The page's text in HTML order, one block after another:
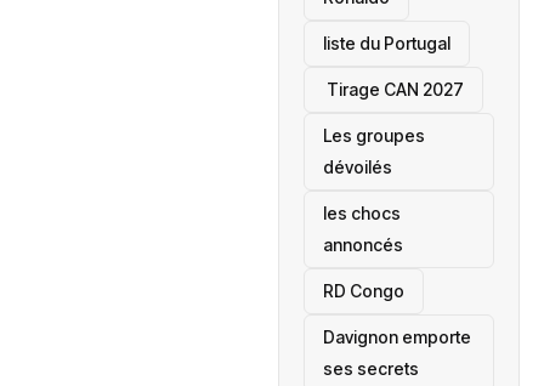
liste du Portugal
‎ Tirage CAN 2027
Les groupes
dévoilés
les chocs
annoncés
‎RD Congo
Davignon emporte
ses secrets